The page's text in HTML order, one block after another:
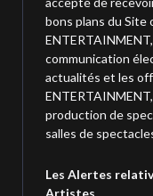
bons plans du Site
communication
actualités et les
production de
salles de
Les Alertes
Artistes